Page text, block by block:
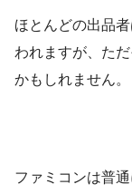
ほとんどの出品
われますが、た
かもしれません。
ファミコンは普